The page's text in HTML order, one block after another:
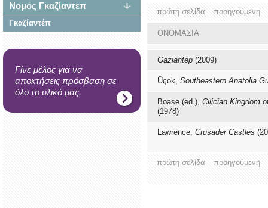
Νομός Γκαζίαντεπ
Γκαζίαντέπ
Γίνε μέλος για να
αποκτήσεις πρόσβαση σε
όλο το υλικό μας.
πρώτη σελίδα προηγούμενη
ΟΝΟΜΑΣΙΑ
Gaziantep (2009)
Üçok, Southeastern Anatolia
Boase (ed.), Cilician Kingdom
(1978)
Lawrence, Crusader Castles
πρώτη σελίδα προηγούμενη